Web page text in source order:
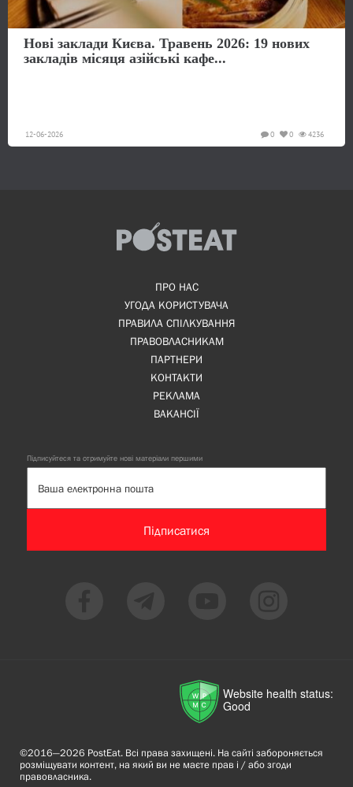
Нові заклади Києва. Травень 2026: 19 нових
закладів місяця азійські кафе...
12-06-2026 4236
0
0
ПРО НАС
УГОДА КОРИСТУВАЧА
ПРАВИЛА СПІЛКУВАННЯ
ПРАВОВЛАСНИКАМ
ПАРТНЕРИ
КОНТАКТИ
РЕКЛАМА
ВАКАНСІЇ
Підписуйтеся та отримуйте нові матеріали першими
Підписатися
Website health status:
Good
©2016—2026 PostEat. Всі права захищені. На сайті забороняється
розміщувати контент, на який ви не маєте прав і / або згоди
правовласника.